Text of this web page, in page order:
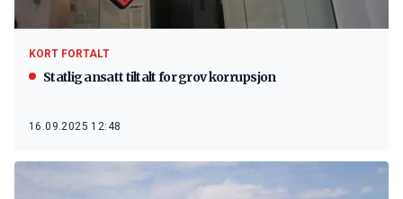
KORT FORTALT
Statlig ansatt tiltalt for grov korrupsjon
16.09.2025 12:48